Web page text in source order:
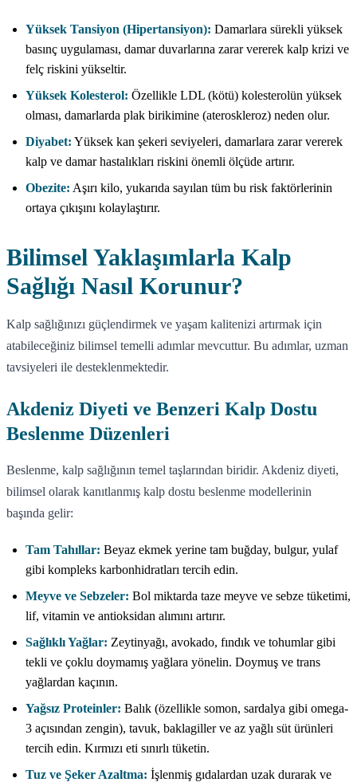
Yüksek Tansiyon (Hipertansiyon): Damarlara sürekli yüksek
basınç uygulaması, damar duvarlarına zarar vererek kalp krizi ve
felç riskini yükseltir.
Yüksek Kolesterol: Özellikle LDL (kötü) kolesterolün yüksek
olması, damarlarda plak birikimine (ateroskleroz) neden olur.
Diyabet: Yüksek kan şekeri seviyeleri, damarlara zarar vererek
kalp ve damar hastalıkları riskini önemli ölçüde artırır.
Obezite: Aşırı kilo, yukarıda sayılan tüm bu risk faktörlerinin
ortaya çıkışını kolaylaştırır.
Bilimsel Yaklaşımlarla Kalp
Sağlığı Nasıl Korunur?
Kalp sağlığınızı güçlendirmek ve yaşam kalitenizi artırmak için
atabileceğiniz bilimsel temelli adımlar mevcuttur. Bu adımlar, uzman
tavsiyeleri ile desteklenmektedir.
Akdeniz Diyeti ve Benzeri Kalp Dostu
Beslenme Düzenleri
Beslenme, kalp sağlığının temel taşlarından biridir. Akdeniz diyeti,
bilimsel olarak kanıtlanmış kalp dostu beslenme modellerinin
başında gelir:
Tam Tahıllar: Beyaz ekmek yerine tam buğday, bulgur, yulaf
gibi kompleks karbonhidratları tercih edin.
Meyve ve Sebzeler: Bol miktarda taze meyve ve sebze tüketimi,
lif, vitamin ve antioksidan alımını artırır.
Sağlıklı Yağlar: Zeytinyağı, avokado, fındık ve tohumlar gibi
tekli ve çoklu doymamış yağlara yönelin. Doymuş ve trans
yağlardan kaçının.
Yağsız Proteinler: Balık (özellikle somon, sardalya gibi omega-
3 açısından zengin), tavuk, baklagiller ve az yağlı süt ürünleri
tercih edin. Kırmızı eti sınırlı tüketin.
Tuz ve Şeker Azaltma: İşlenmiş gıdalardan uzak durarak ve